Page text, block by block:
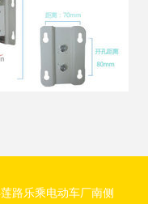
路乐乘电动车厂南侧